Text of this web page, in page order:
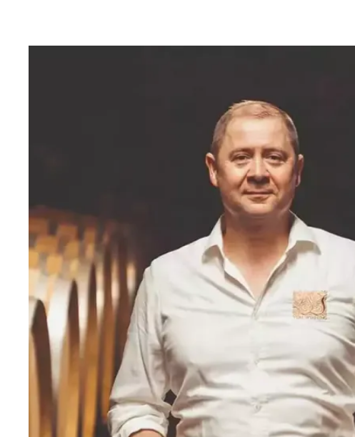
Weingut Rodriguez Sanzo Azienda
Weingut Andres
Le Brun de
Grand C Gut
Weingut Markus Schneider Weingut Nick
Scaia Wines Villa Carumé
Azienda Agricola Foradori Weingut
Bodega Laderas de Montejurra Tenuta Villa